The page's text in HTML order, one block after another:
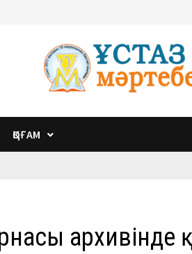
ҚОҒАМ
архивінде